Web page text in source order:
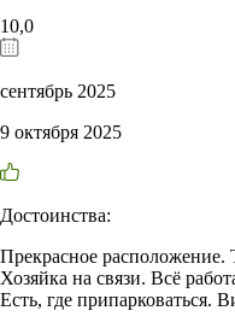
10,0
сентябрь 2025
9 октября 2025
Достоинства:
Прекрасное расположение.
Хозяйка на связи. Всё
Есть, где припарковаться.